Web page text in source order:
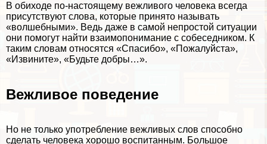
В обиходе по-настоящему вежливого человека всегда
присутствуют слова, которые принято называть
«волшебными». Ведь даже в самой непростой ситуации
они помогут найти взаимопонимание с собеседником. К
таким словам относятся «Спасибо», «Пожалуйста»,
«Извините», «Будьте добры…».
Вежливое поведение
Но не только употрeбление вежливых слов способно
сделать человека хорошо воспитанным. Большое